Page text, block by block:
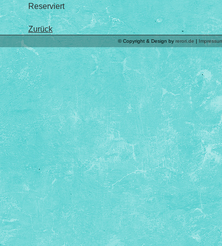
Reserviert
Zurück
© Copyright & Design by rerori.de